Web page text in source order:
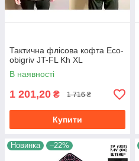
Тактична флісова кофта Eco-
obigriv JT-FL Kh XL
В наявності
1 201,20 ₴ 1 716 ₴
Купити
Новинка –22%